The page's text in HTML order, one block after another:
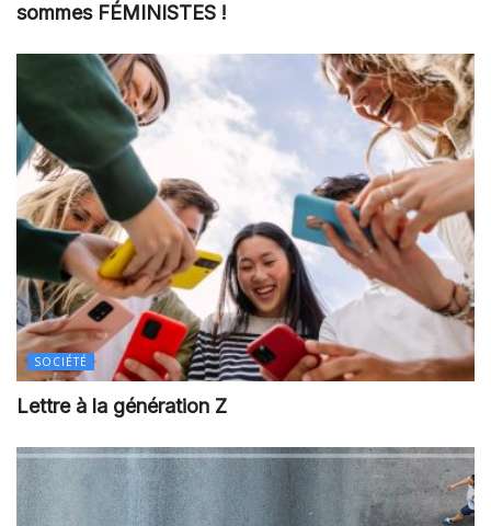
sommes FÉMINISTES !
SOCIÉTÉ
Lettre à la génération Z